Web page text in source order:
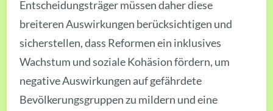
Entscheidungsträger müssen daher diese
breiteren Auswirkungen berücksichtigen und
sicherstellen, dass Reformen ein inklusives
Wachstum und soziale Kohäsion fördern, um
negative Auswirkungen auf gefährdete
Bevölkerungsgruppen zu mildern und eine